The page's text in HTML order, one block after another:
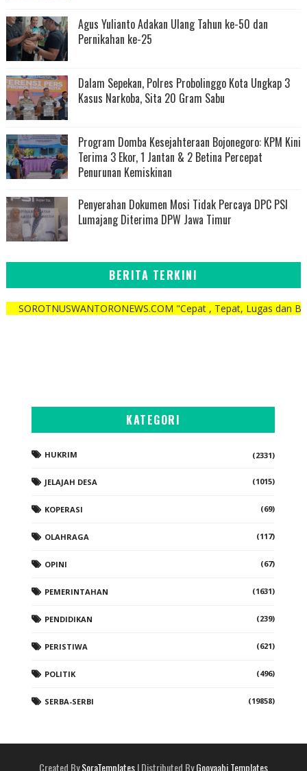
Agus Yulianto Adakan Ulang Tahun ke-50 dan
Pernikahan ke-25
Dalam Sepekan, Polres Probolinggo Kota Ungkap 3
Kasus Narkoba, Sita 20 Gram Sabu
Program Domba Kesejahteraan Bojonegoro: KPM Kini
Terima 3 Ekor, 1 Jantan & 2 Betina Percepat
Penurunan Kemiskinan
Penyerahan Dokumen Mosi Tidak Percaya DPC PSI
Lumajang Diterima DPW Jawa Timur
BERITA TERKINI
"Cepat , Tepat, Lugas dan Berani"
KATEGORI
HUKRIM (2331)
JELAJAH DESA (1015)
KOPERASI (69)
OLAHRAGA (117)
OPINI (67)
PEMERINTAHAN (1631)
PENDIDIKAN (239)
PERISTIWA (621)
POLITIK (496)
SERBA-SERBI (19858)
Created BySoraTemplates| Distributed ByGooyaabi Templates